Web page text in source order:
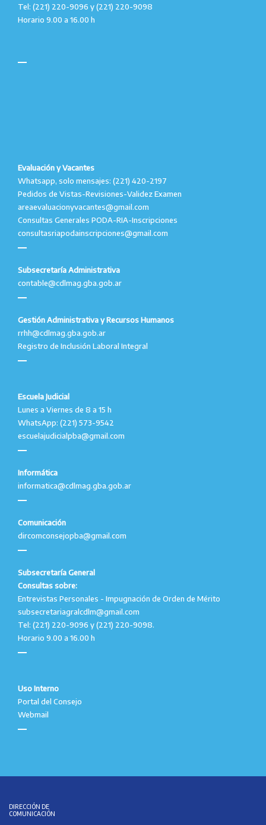
Tel: (221) 220-9096 y (221) 220-9098
Horario 9.00 a 16.00 h
Evaluación y Vacantes
Whatsapp, solo mensajes: (221) 420-2197
Pedidos de Vistas-Revisiones-Validez Examen
areaevaluacionyvacantes@gmail.com
Consultas Generales PODA-RIA-Inscripciones
consultasriapodainscripciones@gmail.com
Subsecretaría Administrativa
contable@cdlmag.gba.gob.ar
Gestión Administrativa y Recursos Humanos
rrhh@cdlmag.gba.gob.ar
Registro de Inclusión Laboral Integral
Escuela Judicial
Lunes a Viernes de 8 a 15 h
WhatsApp: (221) 573-9542
escuelajudicialpba@gmail.com
Informática
informatica@cdlmag.gba.gob.ar
Comunicación
dircomconsejopba@gmail.com
Subsecretaría General
Consultas sobre:
Entrevistas Personales - Impugnación de Orden de Mérito
subsecretariagralcdlm@gmail.com
Tel: (221) 220-9096 y (221) 220-9098.
Horario 9.00 a 16.00 h
Uso Interno
Portal del Consejo
Webmail
DIRECCIÓN DE
COMUNICACIÓN